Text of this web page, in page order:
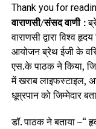
Thank you for
वाराणसी/संसद वाणी :
वाराणसी द्वारा विश्व
आयोजन ब्रेथ ईजी के
एस.के पाठक ने किया,
में खराब लाइफस्टाइल,
धूम्रपान को जिम्मेदार
डॉ. पाठक ने बताया –“